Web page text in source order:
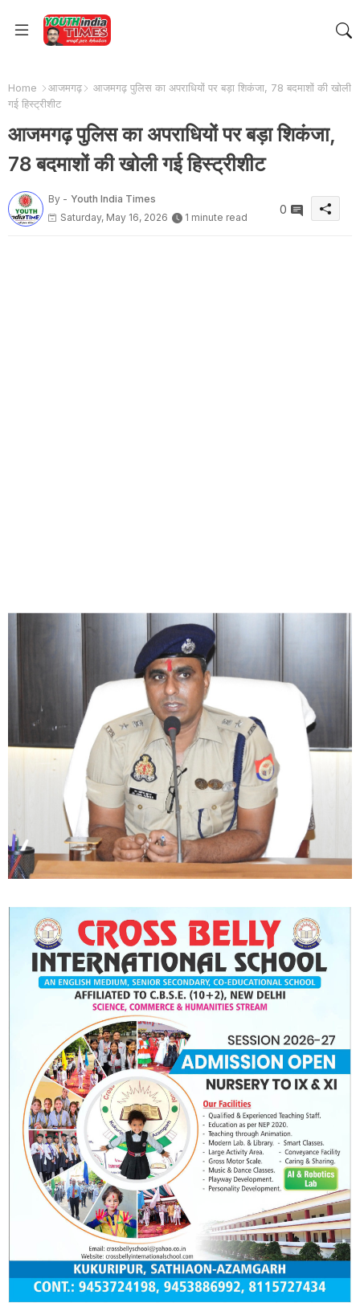
Home आजमगढ़
आजमगढ़ पुलिस का अपराधियों पर बड़ा शिकंजा, 78 बदमाशों की खोली
गई हिस्ट्रीशीट
आजमगढ़ पुलिस का अपराधियों पर बड़ा शिकंजा,
78 बदमाशों की खोली गई हिस्ट्रीशीट
By - Youth India Times
Saturday, May 16, 2026
1 minute read
0